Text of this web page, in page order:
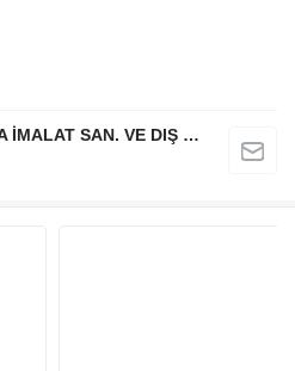
YILTEKS ENERJI ISI MAKİNA İMALAT SAN. VE DIŞ TİC. LTD. ŞTİ.